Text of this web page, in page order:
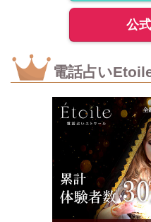
公
電話占い